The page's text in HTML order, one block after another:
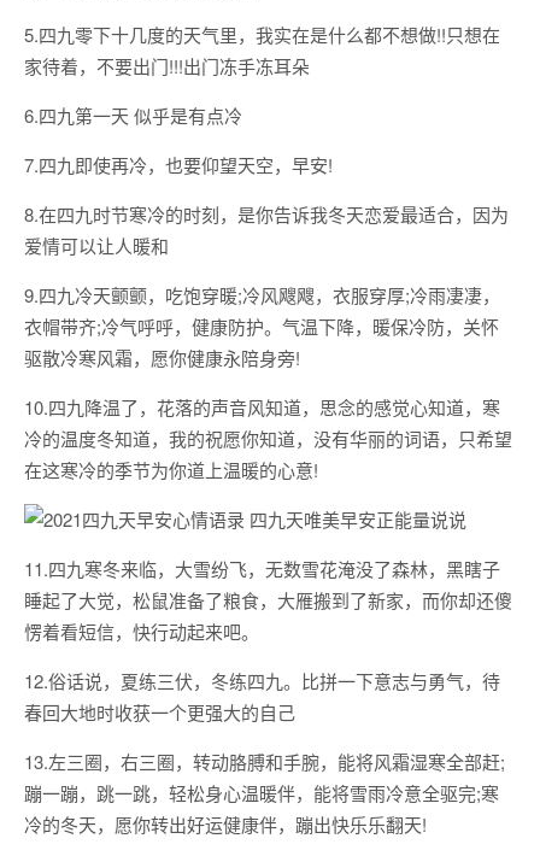
5.四九零下十几度的天气里，我实在是什么都不想做!!只想在
家待着，不要出门!!!出门冻手冻耳朵
6.四九第一天 似乎是有点冷
7.四九即使再冷，也要仰望天空，早安!
8.在四九时节寒冷的时刻，是你告诉我冬天恋爱最适合，因为
爱情可以让人暖和
9.四九冷天颤颤，吃饱穿暖;冷风飕飕，衣服穿厚;冷雨凄凄，
衣帽带齐;冷气呼呼，健康防护。气温下降，暖保冷防，关怀
驱散冷寒风霜，愿你健康永陪身旁!
10.四九降温了，花落的声音风知道，思念的感觉心知道，寒
冷的温度冬知道，我的祝愿你知道，没有华丽的词语，只希望
在这寒冷的季节为你道上温暖的心意!
11.四九寒冬来临，大雪纷飞，无数雪花淹没了森林，黑瞎子
睡起了大觉，松鼠准备了粮食，大雁搬到了新家，而你却还傻
愣着看短信，快行动起来吧。
12.俗话说，夏练三伏，冬练四九。比拼一下意志与勇气，待
春回大地时收获一个更强大的自己
13.左三圈，右三圈，转动胳膊和手腕，能将风霜湿寒全部赶;
蹦一蹦，跳一跳，轻松身心温暖伴，能将雪雨冷意全驱完;寒
冷的冬天，愿你转出好运健康伴，蹦出快乐乐翻天!